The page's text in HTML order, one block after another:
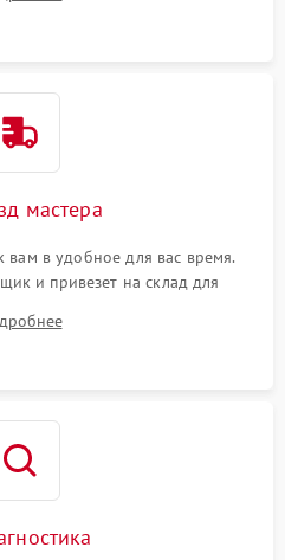
мастера
вам в удобное для вас время.
и привезет на склад для